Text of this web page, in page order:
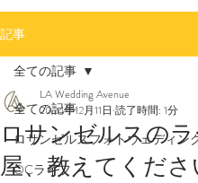
記事
全ての記事
ロサンゼルスフォトウェディン
OCライフ
全ての記事
ロサンゼルスの
屋、教えてくださ
LA Wedding Avenue
2024年12月11日 読了時間: 1分